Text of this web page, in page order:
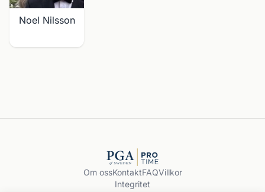
Noel Nilsson
Om ossKontaktFAQVillkor
Integritet